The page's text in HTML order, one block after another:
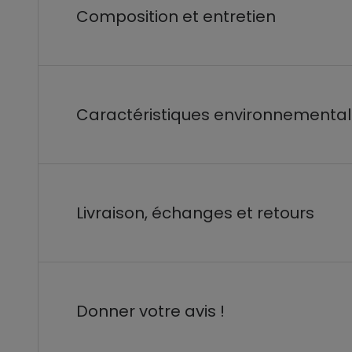
Composition et entretien
Caractéristiques
Livraison, échanges et retours
Donner votre avis !